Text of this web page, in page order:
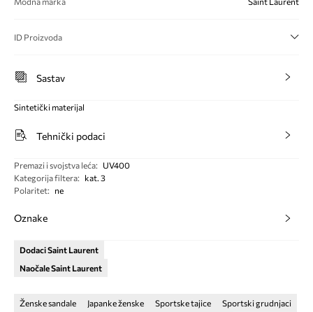
ID Proizvoda
Sastav
Sintetički materijal
Tehnički podaci
Premazi i svojstva leća:
UV400
Kategorija filtera:
kat. 3
Polaritet: ne
Oznake
Dodaci Saint Laurent
Naočale Saint Laurent
Ženske sandale Japanke ženske Sportske tajice
Sportski grudnjaci